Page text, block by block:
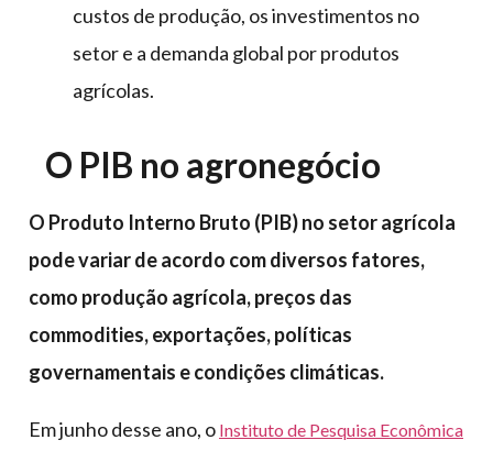
custos de produção, os investimentos no
setor e a demanda global por produtos
agrícolas.
O PIB no agronegócio
O Produto Interno Bruto (PIB) no setor agrícola
pode variar de acordo com diversos fatores,
como produção agrícola, preços das
commodities, exportações, políticas
governamentais e condições climáticas.
Em junho desse ano, o Instituto de Pesquisa Econômica